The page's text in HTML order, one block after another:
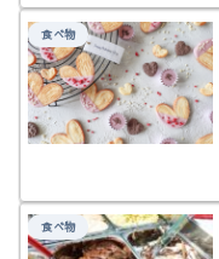
食べ物
食べ物